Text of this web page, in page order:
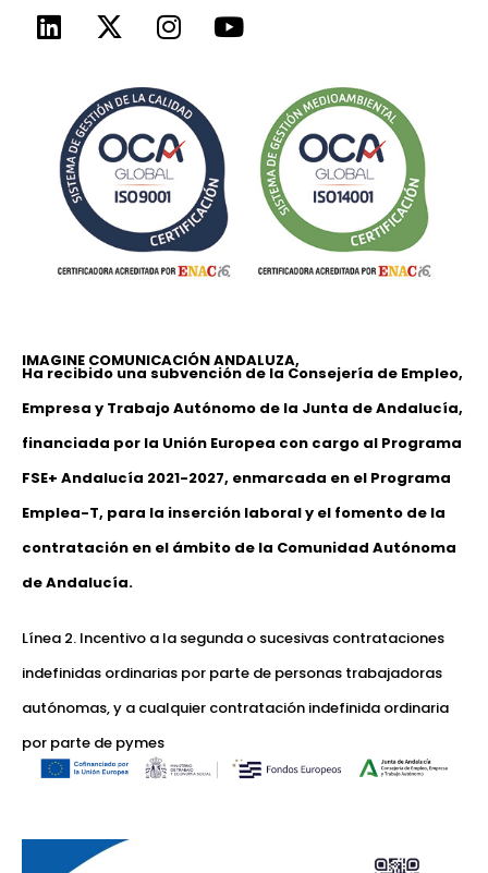
IMAGINE COMUNICACIÓN ANDALUZA,
Ha recibido una subvención de la Consejería de Empleo,
Empresa y Trabajo Autónomo de la Junta de Andalucía,
financiada por la Unión Europea con cargo al Programa
FSE+ Andalucía 2021-2027, enmarcada en el Programa
Emplea-T, para la inserción laboral y el fomento de la
contratación en el ámbito de la Comunidad Autónoma
de Andalucía.
Línea 2. Incentivo a la segunda o sucesivas contrataciones
indefinidas ordinarias por parte de personas trabajadoras
autónomas, y a cualquier contratación indefinida ordinaria
por parte de pymes